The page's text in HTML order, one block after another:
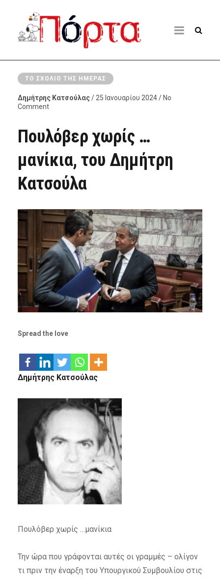
ΤΟ ΣΧΌΛΙΟ ΤΗΣ ΗΜΈΡΑΣ
Δημήτρης Κατσούλας/ 25 Ιανουαρίου 2024 / No
Comment
Πουλόβερ χωρίς …
μανίκια, του Δημήτρη
Κατσούλα
Spread the love
Δημήτρης Κατσούλας
Πουλόβερ χωρίς …μανίκια
Την ώρα που γράφονται αυτές οι γραμμές – ολίγον
τι πριν την έναρξη του Υπουργικού Συμβουλίου στις